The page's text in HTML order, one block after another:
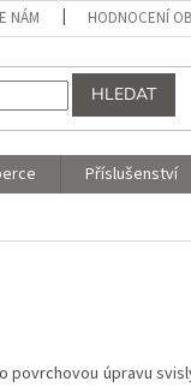
NÁM HODNOCENÍ
HLEDAT
Příslušenství
úpravu